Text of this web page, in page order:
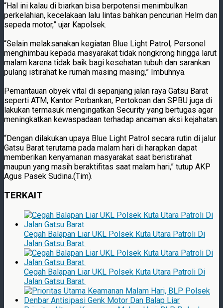
“Hal ini kalau di biarkan bisa berpotensi menimbulkan
perkelahian, kecelakaan lalu lintas bahkan pencurian Helm dan
sepeda motor,” ujar Kapolsek.
“Selain melaksanakan kegiatan Blue Light Patrol, Personel
menghimbau kepada masyarakat tidak nongkrong hingga larut
malam karena tidak baik bagi kesehatan tubuh dan sarankan
pulang istirahat ke rumah masing masing,” Imbuhnya.
Pemantauan obyek vital di sepanjang jalan raya Gatsu Barat
seperti ATM, Kantor Perbankan, Pertokoan dan SPBU juga di
lakukan termasuk mengingatkan Security yang bertugas agar
meningkatkan kewaspadaan terhadap ancaman aksi kejahatan.
“Dengan dilakukan upaya Blue Light Patrol secara rutin di jalur
Gatsu Barat terutama pada malam hari di harapkan dapat
memberikan kenyamanan masyarakat saat beristirahat
maupun yang masih beraktifitas saat malam hari,” tutup AKP
Agus Pasek Sudina.(Tim).
TERKAIT
Cegah Balapan Liar UKL Polsek Kuta Utara Patroli Di
Jalan Gatsu Barat.
Cegah Balapan Liar UKL Polsek Kuta Utara Patroli Di
Jalan Gatsu Barat.